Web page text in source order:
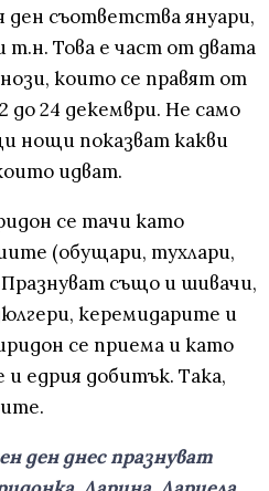
ден съответства януари,
т.н. Това е част от двата
които се правят от
до 24 декември. Не само
нощи показват какви
идват.
се тачи като
(обущари, тухлари,
също и шивачи,
керемидарите и
се приема и като
едрия добитък. Така,
ден днес празнуват